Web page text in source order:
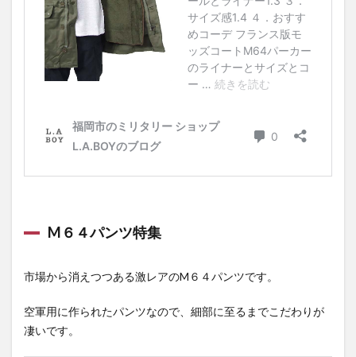
M６４パンツ特集
市場から消えつつある激レアのM６４パンツです。
空軍用に作られたパンツなので、細部に至るまでこだわりが
凄いです。